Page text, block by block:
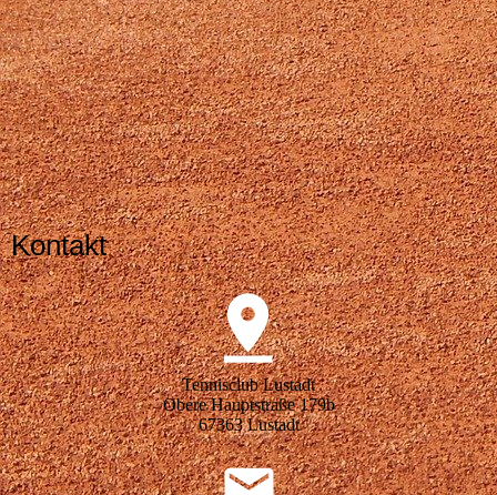
Kontakt
Tennisclub Lustadt
Obere Hauptstraße 179b
67363 Lustadt